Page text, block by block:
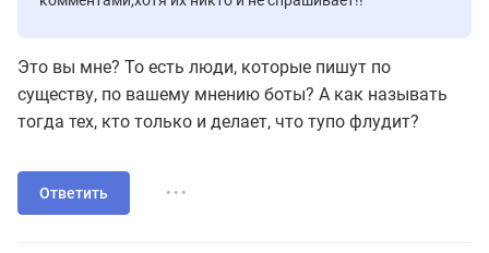
Это вы мне? То есть люди, которые пишут по
существу, по вашему мнению боты? А как называть
тогда тех, кто только и делает, что тупо флудит?
Ответить ...